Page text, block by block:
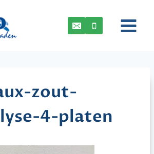
zout-
4-platen